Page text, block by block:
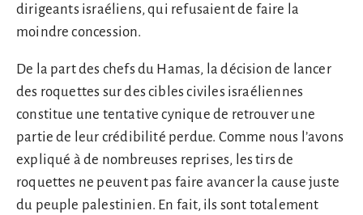
dirigeants israéliens, qui refusaient de faire la
moindre concession.
De la part des chefs du Hamas, la décision de lancer
des roquettes sur des cibles civiles israéliennes
constitue une tentative cynique de retrouver une
partie de leur crédibilité perdue. Comme nous l’avons
expliqué à de nombreuses reprises, les tirs de
roquettes ne peuvent pas faire avancer la cause juste
du peuple palestinien. En fait, ils sont totalement